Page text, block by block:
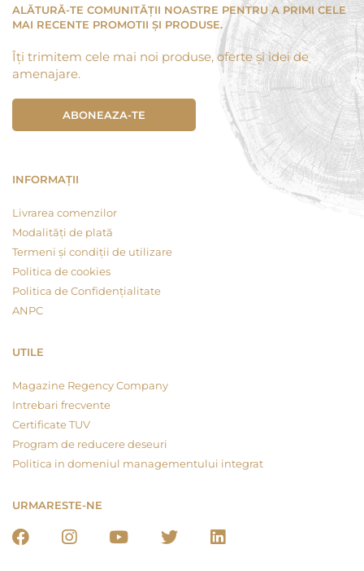
ALĂTURĂ-TE COMUNITĂȚII NOASTRE PENTRU A PRIMI CELE
MAI RECENTE PROMOTII ȘI PRODUSE.
Îți trimitem cele mai noi produse, oferte și idei de
amenajare.
ABONEAZA-TE
INFORMAȚII
Livrarea comenzilor
Modalități de plată
Termeni și condiții de utilizare
Politica de cookies
Politica de Confidențialitate
ANPC
UTILE
Magazine Regency Company
Intrebari frecvente
Certificate TUV
Program de reducere deseuri
Politica in domeniul managementului integrat
URMARESTE-NE